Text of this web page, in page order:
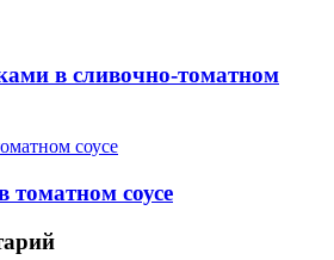
в сливочно-томатном
томатном соусе